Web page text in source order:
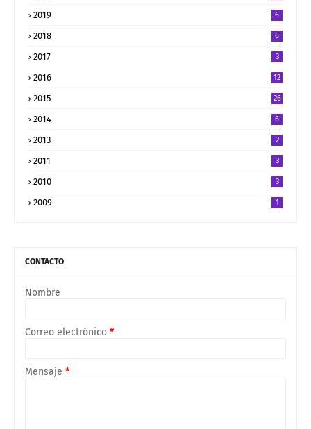
2019 6
2018 6
2017 3
2016 12
2015 26
2014 6
2013 2
2011 3
2010 3
2009 1
CONTACTO
Nombre
Correo electrónico *
Mensaje *